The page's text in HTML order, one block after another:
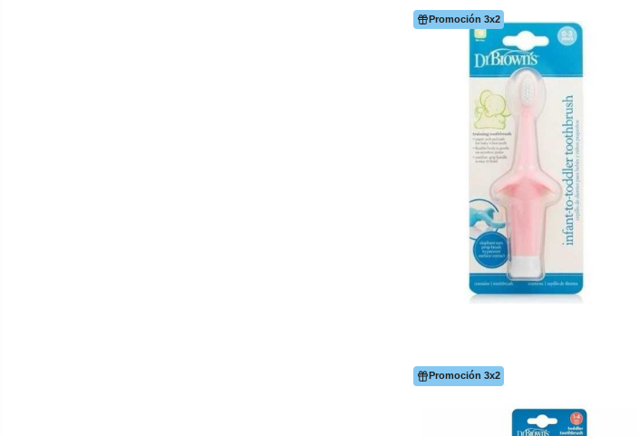
Promoción 3x2
Promoción 3x2